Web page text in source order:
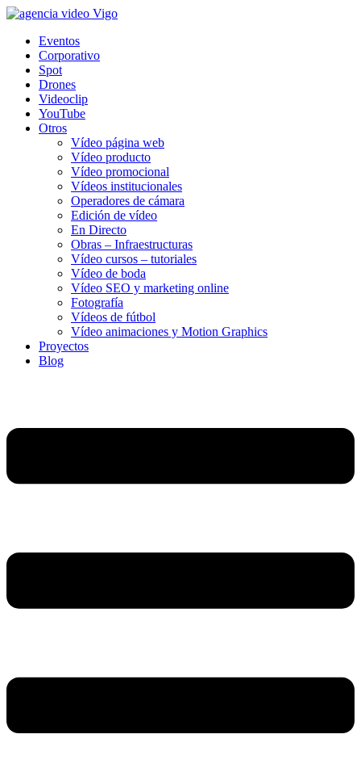
Eventos
Corporativo
Spot
Drones
Videoclip
YouTube
Otros
Vídeo página web
Vídeo producto
Vídeo promocional
Vídeos institucionales
Operadores de cámara
Edición de vídeo
En Directo
Obras – Infraestructuras
Vídeo cursos – tutoriales
Vídeo de boda
Vídeo SEO y marketing online
Fotografía
Vídeos de fútbol
Vídeo animaciones y Motion Graphics
Proyectos
Blog